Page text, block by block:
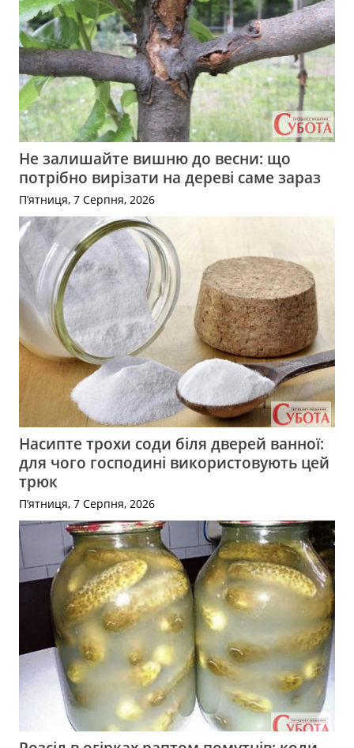
Не залишайте вишню до весни: що
потрібно вирізати на дереві саме зараз
П’ятниця, 7 Серпня, 2026
Насипте трохи соди біля дверей ванної:
для чого господині використовують цей
трюк
П’ятниця, 7 Серпня, 2026